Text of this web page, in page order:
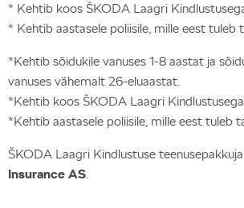
* Kehtib koos ŠKODA Laagri
* Kehtib aastasele poliisile, mille eest tuleb
*Kehtib sõidukile vanuses 1-8 aastat ja
vanuses vähemalt 26-eluaastat.
*Kehtib koos ŠKODA Laagri
*Kehtib aastasele poliisile, mille eest tuleb
ŠKODA Laagri Kindlustuse
Insurance AS.